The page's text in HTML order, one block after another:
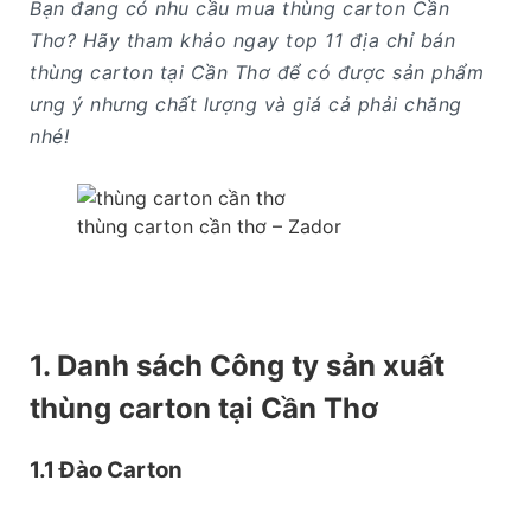
Bạn đang có nhu cầu mua thùng carton Cần
Thơ? Hãy tham khảo ngay top 11 địa chỉ bán
thùng carton tại Cần Thơ để có được sản phẩm
ưng ý nhưng chất lượng và giá cả phải chăng
nhé!
thùng carton cần thơ – Zador
1. Danh sách Công ty sản xuất
thùng carton tại Cần Thơ
1.1Đào Carton